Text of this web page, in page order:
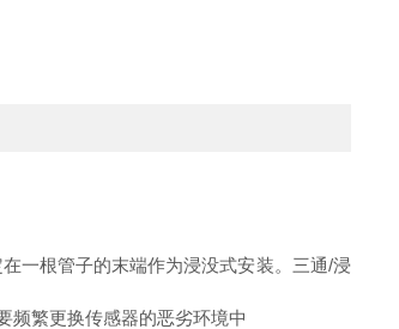
一根管子的末端作为浸没式安装。三通/浸
频繁更换传感器的恶劣环境中